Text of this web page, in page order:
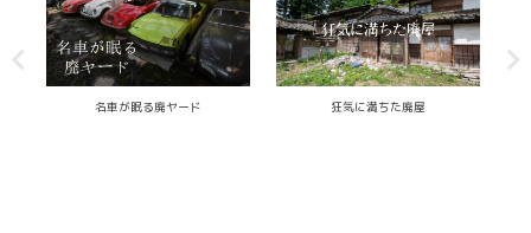
狂気に満ちた廃屋 バカデカ廃病院